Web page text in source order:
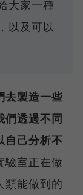
大家一種
以及可以
去製造一些
們透過不同
自己分析不
驗室正在做
類能做到的